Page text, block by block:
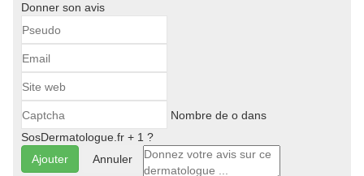
Donner son avis
Nombre de o dans
SosDermatologue.fr + 1 ?
Annuler